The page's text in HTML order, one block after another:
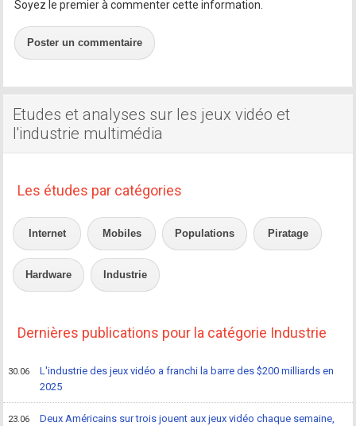
Soyez le premier à commenter cette information.
Poster un commentaire
Etudes et analyses sur les jeux vidéo et
l'industrie multimédia
Les études par catégories
Internet Mobiles Populations Piratage
Hardware Industrie
Dernières publications pour la catégorie Industrie
30.06
L'industrie des jeux vidéo a franchi la barre des $200 milliards en
2025
23.06
Deux Américains sur trois jouent aux jeux vidéo chaque semaine,